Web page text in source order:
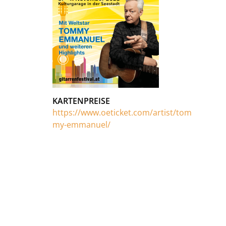
KARTENPREISE
https://www.oeticket.com/artist/tom
my-emmanuel/